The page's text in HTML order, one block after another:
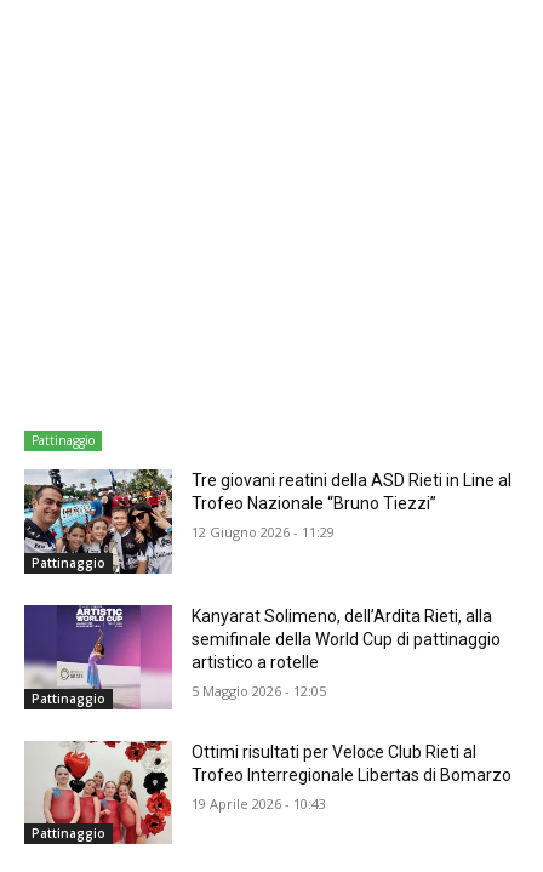
Pattinaggio
Pattinaggio
Tre giovani reatini della ASD Rieti in Line al
Trofeo Nazionale “Bruno Tiezzi”
12 Giugno 2026 - 11:29
Pattinaggio
Kanyarat Solimeno, dell’Ardita Rieti, alla
semifinale della World Cup di pattinaggio
artistico a rotelle
5 Maggio 2026 - 12:05
Pattinaggio
Ottimi risultati per Veloce Club Rieti al
Trofeo Interregionale Libertas di Bomarzo
19 Aprile 2026 - 10:43